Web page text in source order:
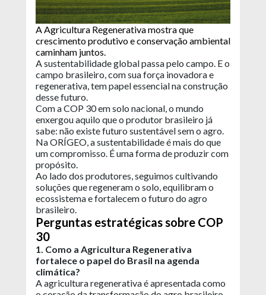
A Agricultura Regenerativa mostra que
crescimento produtivo e conservação ambiental
caminham juntos.
A sustentabilidade global passa pelo campo. E o
campo brasileiro, com sua força inovadora e
regenerativa, tem papel essencial na construção
desse futuro.
Com a COP 30 em solo nacional, o mundo
enxergou aquilo que o produtor brasileiro já
sabe: não existe futuro sustentável sem o agro.
Na ORÍGEO, a sustentabilidade é mais do que
um compromisso. É uma forma de produzir com
propósito.
Ao lado dos produtores, seguimos cultivando
soluções que regeneram o solo, equilibram o
ecossistema e fortalecem o futuro do agro
brasileiro.
Perguntas estratégicas sobre COP
30
1. Como a Agricultura Regenerativa
fortalece o papel do Brasil na agenda
climática?
A agricultura regenerativa é apresentada como